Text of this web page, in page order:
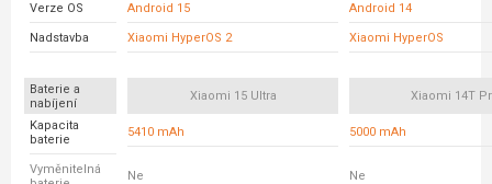
Verze OS Android 15 Android 14
Nadstavba Xiaomi HyperOS 2 Xiaomi HyperOS
Baterie a
nabíjení
Xiaomi 15 Ultra Xiaomi 14T
Kapacita
baterie
5410 mAh 5000 mAh
Vyměnitelná
Ne Ne